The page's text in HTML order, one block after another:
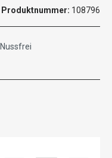
Produktnummer: 108796
Nussfrei